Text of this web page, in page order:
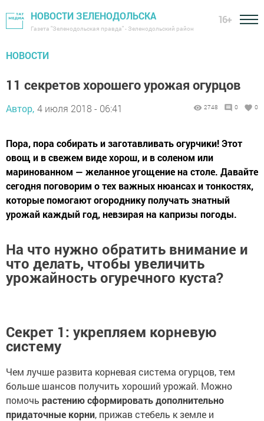
НОВОСТИ ЗЕЛЕНОДОЛЬСКА
Газета "Зеленодольская правда" - Зеленодольский район
16+
НОВОСТИ
11 секретов хорошего урожая огурцов
Автор, 4 июля 2018 - 06:41 2748 0 0
Пора, пора собирать и заготавливать огурчики! Этот
овощ и в свежем виде хорош, и в соленом или
маринованном — желанное угощение на столе. Давайте
сегодня поговорим о тех важных нюансах и тонкостях,
которые помогают огороднику получать знатный
урожай каждый год, невзирая на капризы погоды.
На что нужно обратить внимание и
что делать, чтобы увеличить
урожайность огуречного куста?
Секрет 1: укрепляем корневую
систему
Чем лучше развита корневая система огурцов, тем
больше шансов получить хороший урожай. Можно
помочь растению сформировать дополнительно
придаточные корни, прижав стебель к земле и